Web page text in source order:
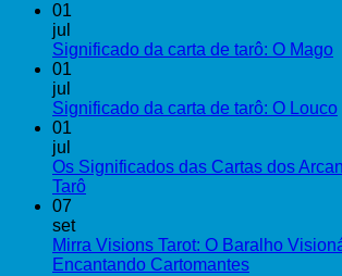
01
jul
Significado da carta de tarô: O Mago
01
jul
Significado da carta de tarô: O Louco
01
jul
Os Significados das Cartas dos
TarôNenhum
Os
Significados
07
set
Mirra Visions Tarot: O Baralho
Encantando CartomantesNenhum